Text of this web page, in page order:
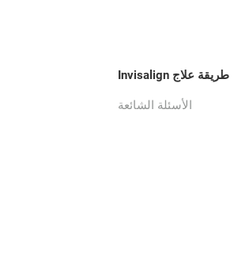
طريقة علاج Invisalign
الأسئلة الشائعة